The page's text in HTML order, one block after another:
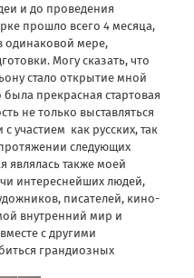
и до проведения
прошло всего 4 месяца,
одинаковой мере,
Могу сказать, что
стало открытие мной
была прекрасная стартовая
не только выставляться
участием как русских, так
следующих
являлась также моей
интереснейших людей,
писателей, кино-
внутренний мир и
с другими
грандиозных